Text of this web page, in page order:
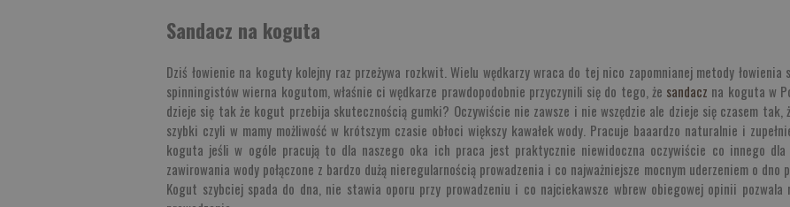
Sandacz na koguta
Dziś łowienie na koguty kolejny raz przeżywa rozkwit. Wielu wędkarzy wraca do tej nico zapomnianej metody
spinningistów wierna kogutom, właśnie ci wędkarze prawdopodobnie przyczynili się do tego, że sandacz na koguta w
dzieje się tak że kogut przebija skutecznością gumki? Oczywiście nie zawsze i nie wszędzie ale dzieje się czasem
szybki czyli w mamy możliwość w krótszym czasie obłoci większy kawałek wody. Pracuje baaardzo naturalnie i
koguta jeśli w ogóle pracują to dla naszego oka ich praca jest praktycznie niewidoczna oczywiście co innego dla
zawirowania wody połączone z bardzo dużą nieregularnością prowadzenia i co najważniejsze mocnym uderzeniem o dno
Kogut szybciej spada do dna, nie stawia oporu przy prowadzeniu i co najciekawsze wbrew obiegowej opinii pozwala